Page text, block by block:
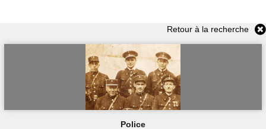
Retour à la recherche
Police